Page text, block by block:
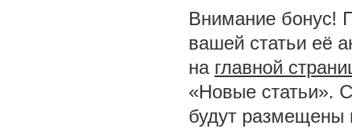
Внимание бонус!
вашей статьи её
на главной
«Новые статьи».
будут размещены